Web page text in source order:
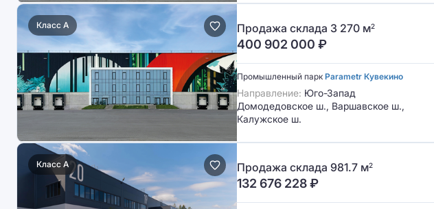
Класс A Продажа склада 3 270 м2
400 902 000 ₽
Промышленный парк Parametr Кувекино
Направление: Юго-Запад
Домодедовское ш., Варшавское ш.,
Калужское ш.
Класс A Продажа склада 981.7 м2
132 676 228₽